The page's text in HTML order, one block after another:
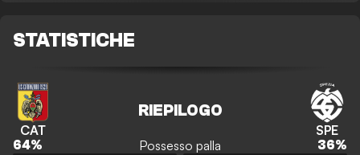
STATISTICHE
CAT
RIEPILOGO
SPE
64% Possesso palla 36%